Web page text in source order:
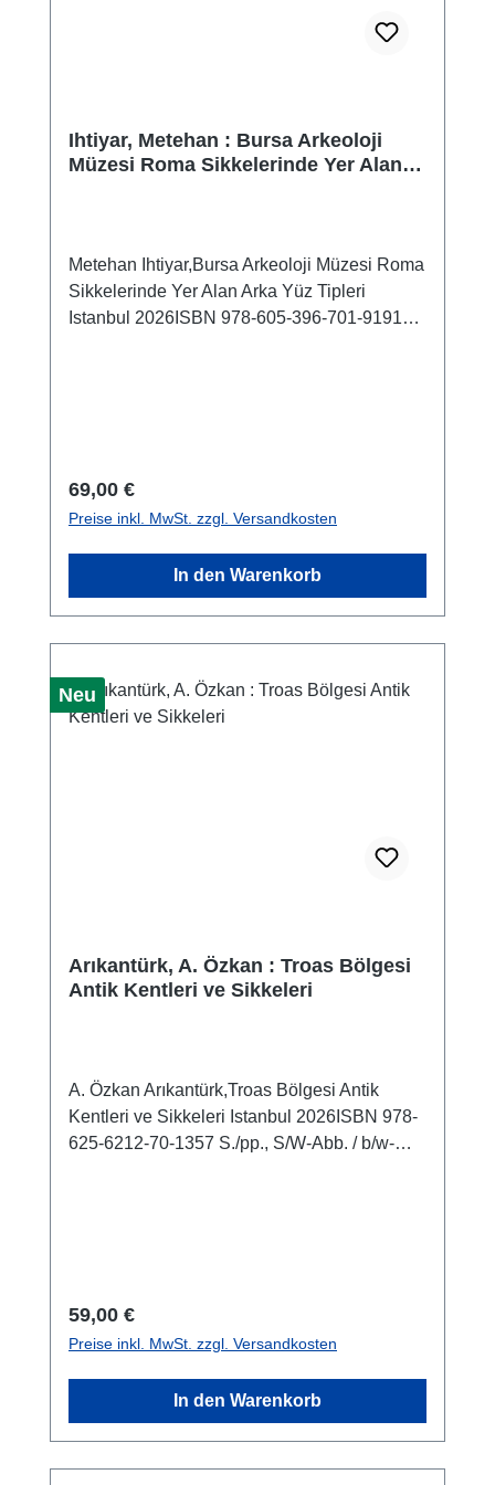
Ihtiyar, Metehan : Bursa Arkeoloji
Müzesi Roma Sikkelerinde Yer Alan
Metehan Ihtiyar,Bursa Arkeoloji Müzesi Roma
Sikkelerinde Yer Alan Arka Yüz Tipleri
Istanbul 2026ISBN 978-605-396-701-9191
Republik Türkei aus dem Bestand des
Archäologischen Museums Bursa
ausgewählt wurden. Das Buch untersucht die
Ikonografie der Rückseitenmotive dieser im
von ihrer Entwicklung im 1. Jahrhundert n.
Chr. bis hin zum 4. Jahrhundert n. Chr.
Regulärer Preis:
69,00 €
Preise inkl. MwSt. zzgl. Versandkosten
In den Warenkorb
Neu
Arıkantürk, A. Özkan : Troas Bölgesi
Antik Kentleri ve Sikkeleri
A. Özkan Arıkantürk,Troas Bölgesi Antik
Kentleri ve Sikkeleri Istanbul 2026ISBN 978-
625-6212-70-1357 S./pp., S/W-Abb. / b/w-
Regulärer Preis:
59,00 €
Preise inkl. MwSt. zzgl. Versandkosten
In den Warenkorb